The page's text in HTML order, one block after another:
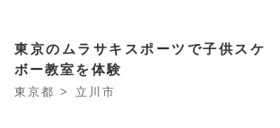
東京のムラサキスポーツで子供スケ
ボー教室を体験
東京都 > 立川市